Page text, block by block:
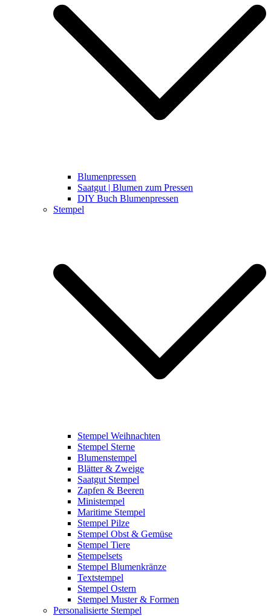
Blumenpressen
Saatgut | Blumen zum Pressen
DIY Buch Blumenpressen
Stempel
Stempel Weihnachten
Stempel Sterne
Blumenstempel
Blätter & Zweige
Saatgut Stempel
Zapfen & Beeren
Ministempel
Maritime Stempel
Stempel Pilze
Stempel Obst & Gemüse
Stempel Tiere
Stempelsets
Stempel Blumenkränze
Textstempel
Stempel Ostern
Stempel Muster & Formen
Personalisierte Stempel